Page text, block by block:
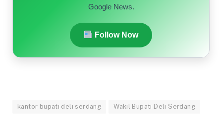
Google News.
Follow Now
kantor bupati deli serdang Wakil Bupati Deli Serdang